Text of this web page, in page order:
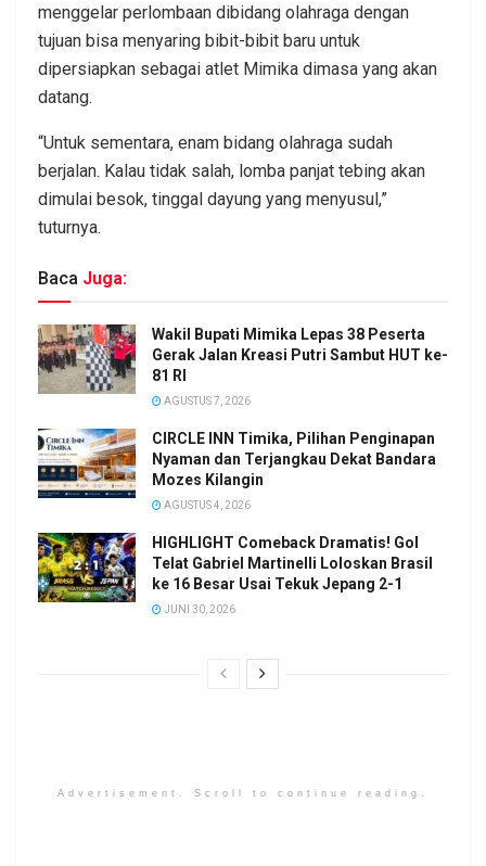
menggelar perlombaan dibidang olahraga dengan
tujuan bisa menyaring bibit-bibit baru untuk
dipersiapkan sebagai atlet Mimika dimasa yang akan
datang.
“Untuk sementara, enam bidang olahraga sudah
berjalan. Kalau tidak salah, lomba panjat tebing akan
dimulai besok, tinggal dayung yang menyusul,”
tuturnya.
Baca Juga:
Wakil Bupati Mimika Lepas 38 Peserta
Gerak Jalan Kreasi Putri Sambut HUT ke-
81 RI
AGUSTUS 7, 2026
CIRCLE INN Timika, Pilihan Penginapan
Nyaman dan Terjangkau Dekat Bandara
Mozes Kilangin
AGUSTUS 4, 2026
HIGHLIGHT Comeback Dramatis! Gol
Telat Gabriel Martinelli Loloskan Brasil
ke 16 Besar Usai Tekuk Jepang 2-1
JUNI 30, 2026
Advertisement. Scroll to continue reading.